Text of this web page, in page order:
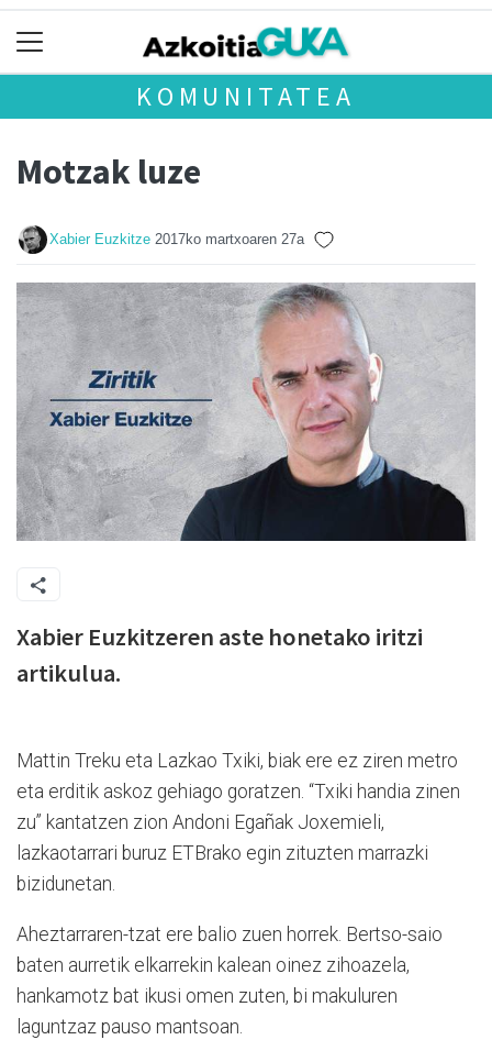
KOMUNITATEA
Motzak luze
Xabier Euzkitze 2017ko martxoaren 27a
Xabier Euzkitzeren aste honetako iritzi
artikulua.
Mattin Treku eta Lazkao Txiki, biak ere ez ziren metro
eta erditik askoz gehiago goratzen. “Txiki handia zinen
zu” kantatzen zion Andoni Egañak Joxemieli,
lazkaotarrari buruz ETBrako egin zituzten marrazki
bizidunetan.
Aheztarraren-tzat ere balio zuen horrek. Bertso-saio
baten aurretik elkarrekin kalean oinez zihoazela,
hankamotz bat ikusi omen zuten, bi makuluren
laguntzaz pauso mantsoan.